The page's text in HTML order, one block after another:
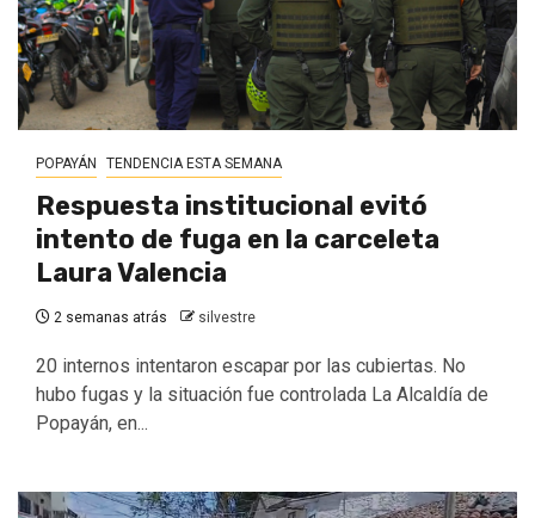
POPAYÁN TENDENCIA ESTA SEMANA
Respuesta institucional evitó
intento de fuga en la carceleta
Laura Valencia
2 semanas atrás silvestre
20 internos intentaron escapar por las cubiertas. No
hubo fugas y la situación fue controlada La Alcaldía de
Popayán, en...